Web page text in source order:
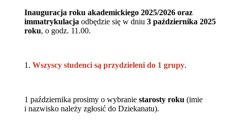
Inauguracja roku akademickiego 2025/2026 oraz
immatrykulacja odbędzie się w dniu 3 października 2025
roku, o godz. 11.00.
1. Wszyscy studenci są przydzieleni do 1 grupy.
1 października prosimy o wybranie starosty roku (imie
i nazwisko należy zgłosić do Dziekanatu).